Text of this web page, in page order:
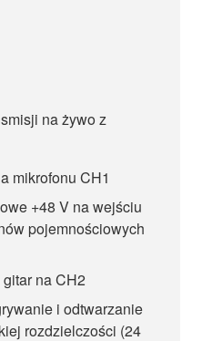
na żywo z
mikrofonu CH1
+48 V na wejściu
pojemnościowych
na CH2
i odtwarzanie
rozdzielczości (24